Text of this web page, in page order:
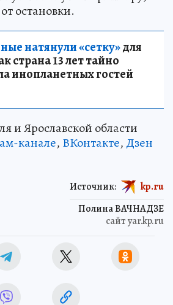
остановки.
натянули «сетку»для
страна 13 лет тайно
инопланетных гостей
и Ярославской области
канале, ВКонтакте, Дзен
Полина ВАЧНАДЗЕ
сайт yar.kp.ru
Источник: kp.ru